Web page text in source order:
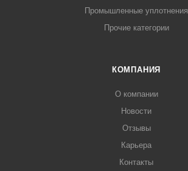
Промышленные уплотнения
Прочие категории
КОМПАНИЯ
О компании
Новости
Отзывы
Карьера
Контакты